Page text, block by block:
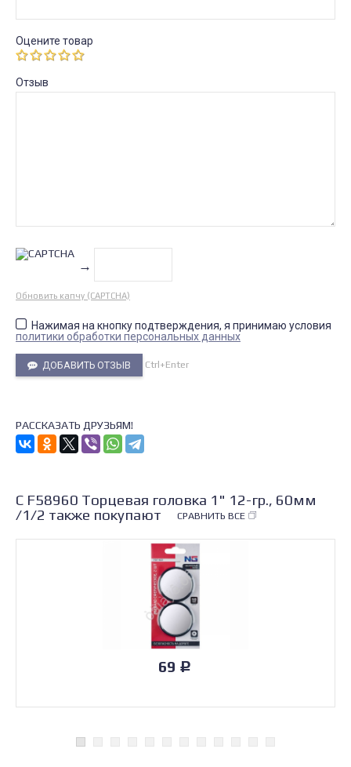
Оцените товар
Отзыв
→
Обновить капчу (CAPTCHA)
Нажимая на кнопку подтверждения, я принимаю условия
политики обработки персональных данных
ДОБАВИТЬ ОТЗЫВ Ctrl+Enter
РАССКАЗАТЬ ДРУЗЬЯМ!
С F58960 Торцевая головка 1" 12-гр., 60мм
/1/2 также покупают
СРАВНИТЬ ВСЕ
69 Р